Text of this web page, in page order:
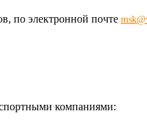
по электронной почте
компаниями: